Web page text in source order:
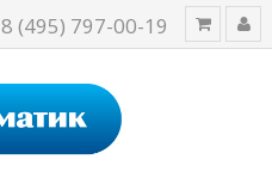
8 (495) 797-00-19